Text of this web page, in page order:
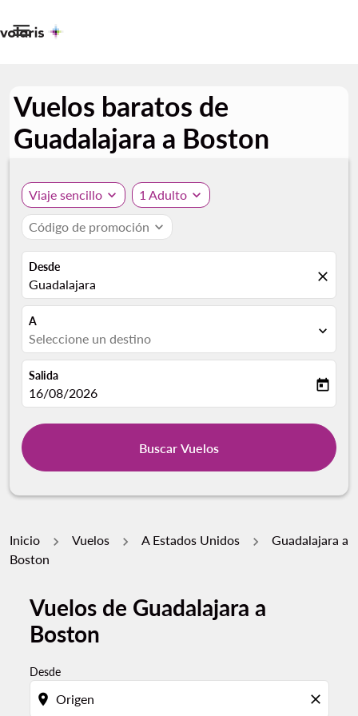

Vuelos baratos de
Guadalajara a Boston
Viaje sencillo expand_more 1 Adulto expand_more
Código de promoción expand_more
Desde
Guadalajara close
A
Seleccione un destino expand_more
Salida
fc-booking-departure-date-aria-label
16/08/2026 today
Buscar Vuelos
Inicio Vuelos A Estados Unidos
Guadalajara a
Boston
Vuelos de Guadalajara a
Boston
Desde
location_on close
Por favor, intente actualizar su ruta (origen y / o